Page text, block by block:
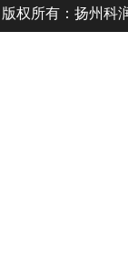
版权所有：扬州科